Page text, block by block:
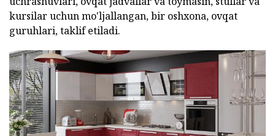
kursilar uchun mo'ljallangan, bir oshxona, ovqat
guruhlari, taklif etiladi.